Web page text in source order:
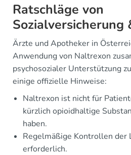
Ratschläge von
Sozialversicherung
Ärzte und Apotheker in
Anwendung von Naltrexon
psychosozialer Unterstützung
einige offizielle Hinweise:
Naltrexon ist nicht für
kürzlich opioidhaltige
haben.
Regelmäßige Kontrollen der
erforderlich.